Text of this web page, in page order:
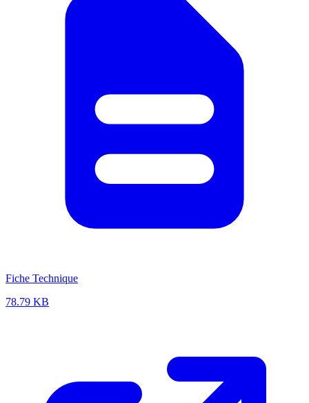
Fiche Technique
78.79 KB